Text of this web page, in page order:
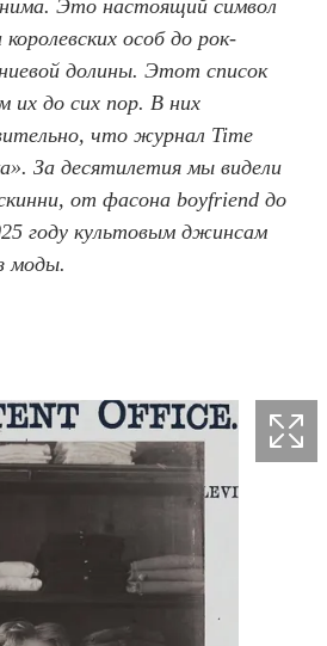
Это настоящий символ
особ до рок-
долины. Этот список
до сих пор. В них
что журнал Time
За десятилетия мы видели
от фасона boyfriend до
году культовым джинсам
моды.